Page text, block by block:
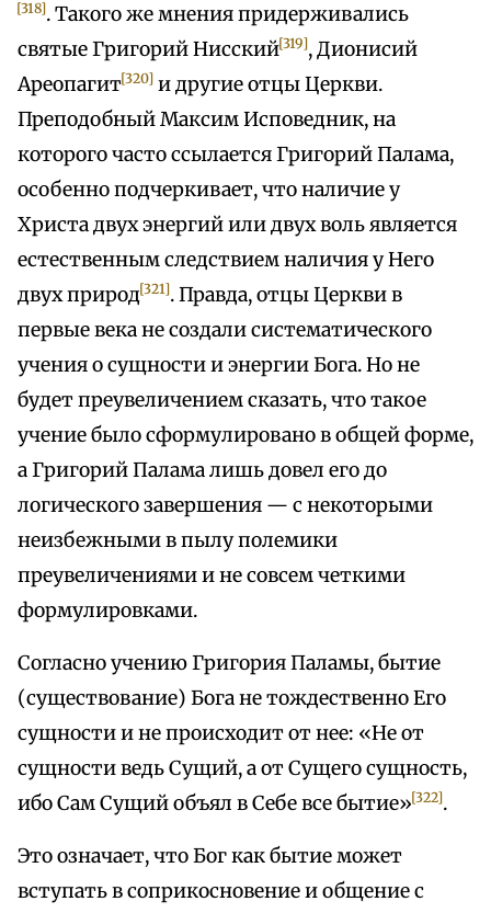
[318]. Такого же мнения придерживались
святые Григорий Нисский[319], Дионисий
Ареопагит[320] и другие отцы Церкви.
Преподобный Максим Исповедник, на
которого часто ссылается Григорий Палама,
особенно подчеркивает, что наличие у
Христа двух энергий или двух воль является
естественным следствием наличия у Него
двух природ[321]. Правда, отцы Церкви в
первые века не создали систематического
учения о сущности и энергии Бога. Но не
будет преувеличением сказать, что такое
учение было сформулировано в общей форме,
а Григорий Палама лишь довел его до
логического завершения — с некоторыми
неизбежными в пылу полемики
преувеличениями и не совсем четкими
формулировками.
Согласно учению Григория Паламы, бытие
(существование) Бога не тождественно Его
сущности и не происходит от нее: «Не от
сущности ведь Сущий, а от Сущего сущность,
ибо Сам Сущий объял в Себе все бытие»[322].
Это означает, что Бог как бытие может
вступать в соприкосновение и общение с